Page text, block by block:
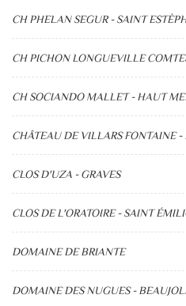
CH PHELAN SEGUR - SAINT
CH PICHON LONGUEVILLE
CH SOCIANDO MALLET - HAUT
CHÂTEAU DE VILLARS FONTAINE -
CLOS D'UZA - GRAVES
CLOS DE L'ORATOIRE - SAINT
DOMAINE DE BRIANTE
DOMAINE DES NUGUES -